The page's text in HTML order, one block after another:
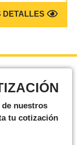
DETALLES
nuestros
tu cotización